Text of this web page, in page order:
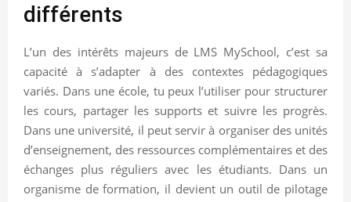
différents
L’un des intérêts majeurs de LMS MySchool, c’est sa
capacité à s’adapter à des contextes pédagogiques
variés. Dans une école, tu peux l’utiliser pour structurer
les cours, partager les supports et suivre les progrès.
Dans une université, il peut servir à organiser des unités
d’enseignement, des ressources complémentaires et des
échanges plus réguliers avec les étudiants. Dans un
organisme de formation, il devient un outil de pilotage